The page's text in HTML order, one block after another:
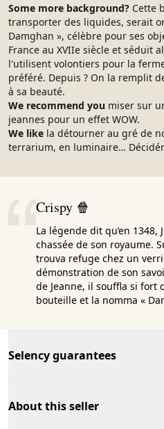
Some more background? Cette
transporter des liquides, serait
Damghan », célèbre pour ses
France au XVIIe siècle et séduit
l'utilisent volontiers pour la
préféré. Depuis ? On la remplit
à sa beauté.
We recommend you miser sur
jeannes pour un effet WOW.
We like la détourner au gré de
terrarium, en luminaire…
Crispy 🍿
La légende dit qu’en
chassée de son royaume.
trouva refuge chez un
démonstration de son
de Jeanne, il souffla si fort
bouteille et la nomma «
Selency guarantees
About this seller